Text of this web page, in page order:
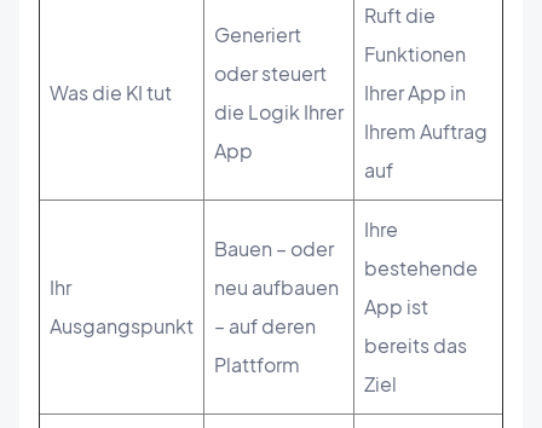
Was die KI tut
Generiert
oder steuert
die Logik Ihrer
App
Ruft die
Funktionen
Ihrer App in
Ihrem Auftrag
auf
Ihr
Ausgangspunkt
Bauen – oder
neu aufbauen
– auf deren
Plattform
Ihre
bestehende
App ist
bereits das
Ziel